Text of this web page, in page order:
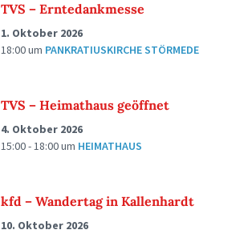
TVS – Erntedankmesse
1. Oktober 2026
18:00um PANKRATIUSKIRCHE STÖRMEDE
TVS – Heimathaus geöffnet
4. Oktober 2026
15:00 - 18:00um HEIMATHAUS
kfd – Wandertag in Kallenhardt
10. Oktober 2026